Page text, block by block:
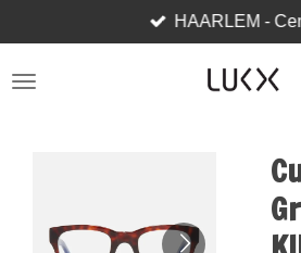
direct
naar
HAARLEM -